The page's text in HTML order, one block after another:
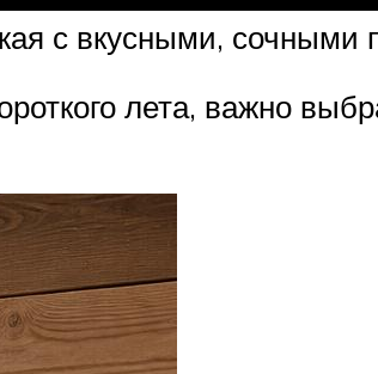
с вкусными, сочными
лета, важно